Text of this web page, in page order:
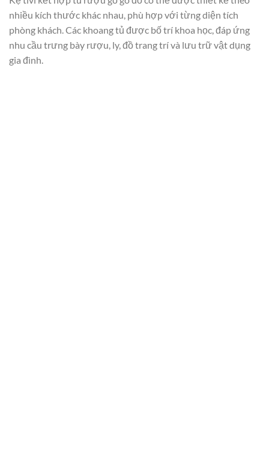
nhiều kích thước khác nhau, phù hợp với từng diện tích
phòng khách. Các khoang tủ được bố trí khoa học, đáp ứng
nhu cầu trưng bày rượu, ly, đồ trang trí và lưu trữ vật dụng
gia đình.